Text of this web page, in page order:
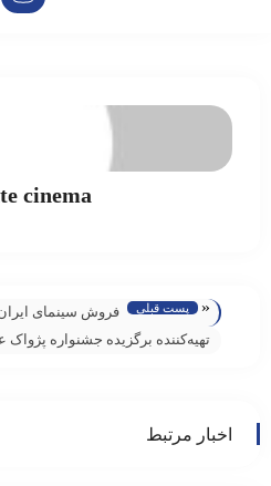
cinema
« پست قبلی
فروش سینمای
اعلام شد
تهیه‌کننده برگزیده جشنواره پژواک
اخبار مرتبط